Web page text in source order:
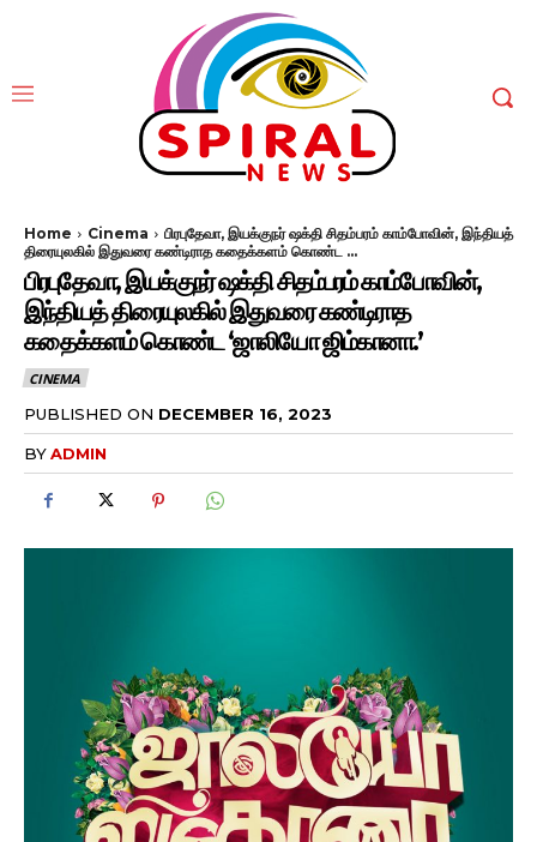
Home Cinema
பிரபுதேவா, இயக்குநர் ஷக்தி சிதம்பரம் காம்போவின், இந்தியத்
திரையுலகில் இதுவரை கண்டிராத கதைக்களம் கொண்ட ...
பிரபுதேவா, இயக்குநர் ஷக்தி சிதம்பரம் காம்போவின்,
இந்தியத் திரையுலகில் இதுவரை கண்டிராத
கதைக்களம் கொண்ட ‘ஜாலியோ ஜிம்கானா.’
CINEMA
PUBLISHED ON DECEMBER 16, 2023
BYADMIN